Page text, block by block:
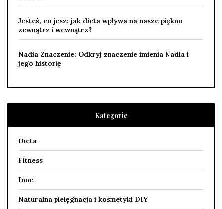
Jesteś, co jesz: jak dieta wpływa na nasze piękno
zewnątrz i wewnątrz?
Nadia Znaczenie: Odkryj znaczenie imienia Nadia i
jego historię
Kategorie
Dieta
Fitness
Inne
Naturalna pielęgnacja i kosmetyki DIY